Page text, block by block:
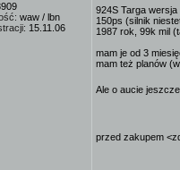
waw / lbn
15.11.06
924S Targa wersja
150ps (silnik
1987 rok, 99k mil
mam je od 3
mam też planów
Ale o aucie
przed zakupem